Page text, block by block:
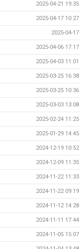
2025-04-21 19:35
2025-04-17 10:27
2025-04-17
2025-04-06 17:17
2025-04-03 11:01
2025-03-25 16:38
2025-03-25 10:36
2025-03-03 13:08
2025-02-24 11:25
2025-01-29 14:45
2024-12-19 10:52
2024-12-09 11:35
2024-11-22 11:33
2024-11-22 09:19
2024-11-12 14:28
2024-11-11 17:44
2024-11-05 15:07